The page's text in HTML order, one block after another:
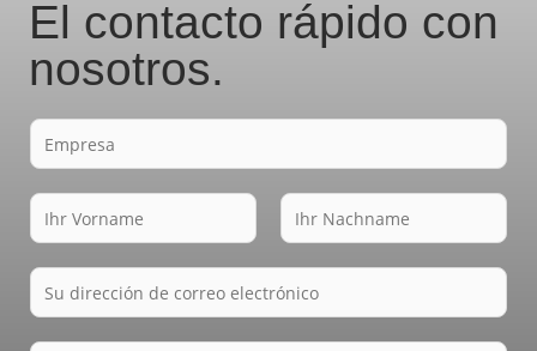
El contacto rápido con
nosotros.
F
i
r
N
a
m
r
a
E
-
M